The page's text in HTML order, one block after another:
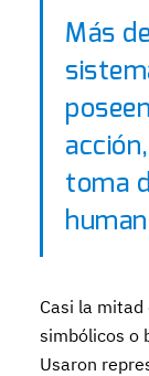
Más
toma
Casi la
simbólicos o
Usaron